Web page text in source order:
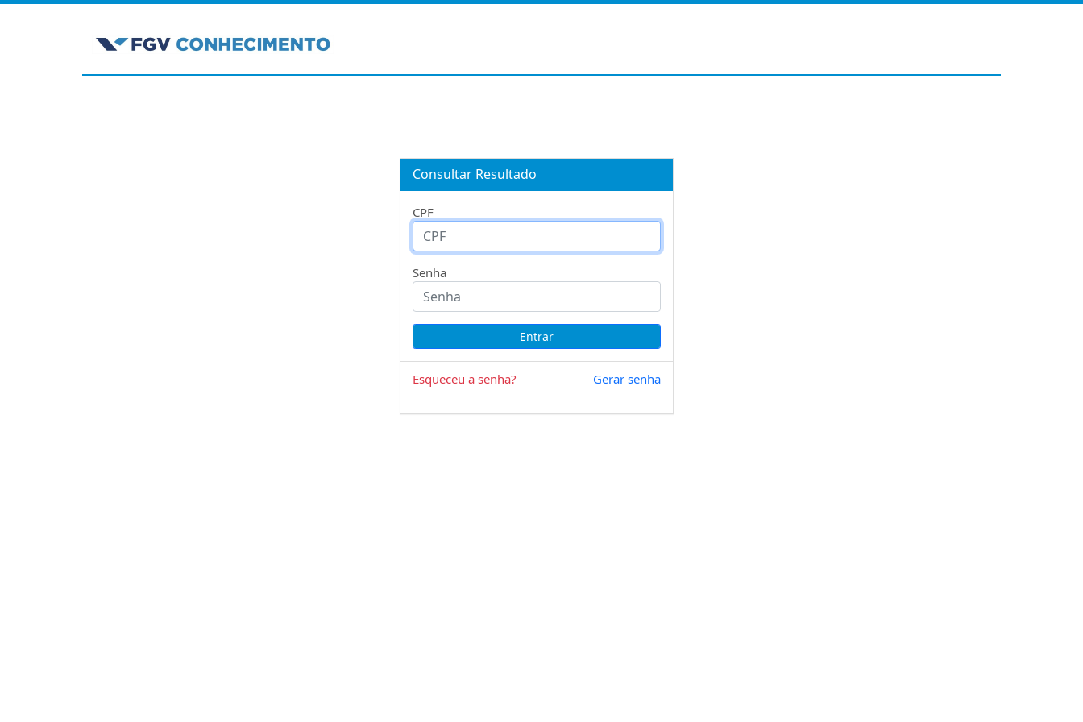
Consultar Resultado
CPF
Senha
Esqueceu a senha? Gerar senha